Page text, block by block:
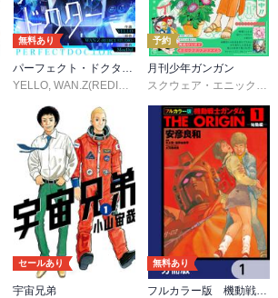
無料あり
パーフェクト・ドクター【タテヨミ】
YELLO, WAN.Z(REDICE STUDIO) ,MoeDal,REDICE
予約
月刊少年ガンガン
スクウェア・エニックス
セールあり
宇宙兄弟
無料あり